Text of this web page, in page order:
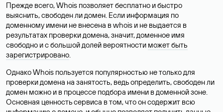
Прежде всего, Whois позволяет бесплатно и быстро
выяснить, свободен ли домен. Если информация по
доменному имени не внесена в whois и не выдается в
результатах проверки домена, значит, доменное имя
свободно и с большой долей вероятности может быть
зарегистрировано.
Однако Whois пользуется популярностью не только для
проверки домена на занятость, ведь определить, свободен ли
домен можно и в процессе подбора имени в доменной зоне.
Основная ценность сервиса в том, что он содержит всю